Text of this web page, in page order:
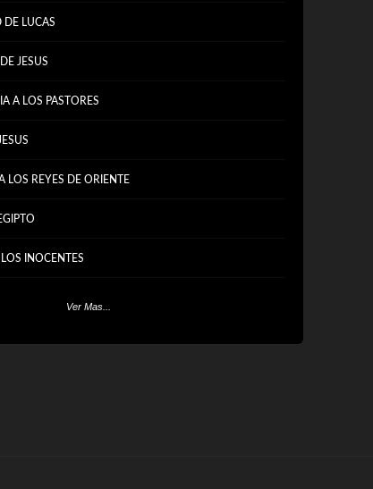
DE LUCAS
JESUS
A LOS PASTORES
LOS REYES DE ORIENTE
INOCENTES
Ver Mas...